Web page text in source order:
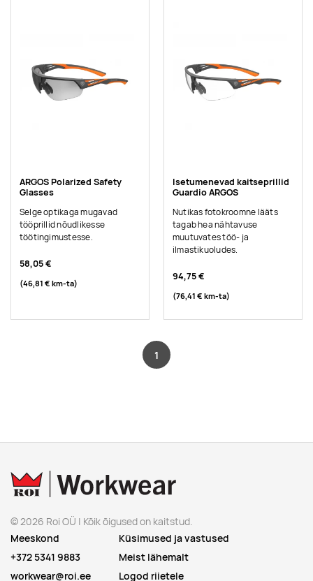
ARGOS Polarized Safety
Glasses
Selge optikaga mugavad
tööprillid nõudlikesse
töötingimustesse.
58,05 €
(46,81 € km-ta)
Isetumenevad kaitseprillid
Guardio ARGOS
Nutikas fotokroomne lääts
tagab hea nähtavuse
muutuvates töö- ja
ilmastikuoludes.
94,75 €
(76,41 € km-ta)
1
© 2026 Roi OÜ | Kõik õigused on kaitstud.
Meeskond
+372 5341 9883
workwear@roi.ee
Küsimused ja vastused
Meist lähemalt
Logod riietele